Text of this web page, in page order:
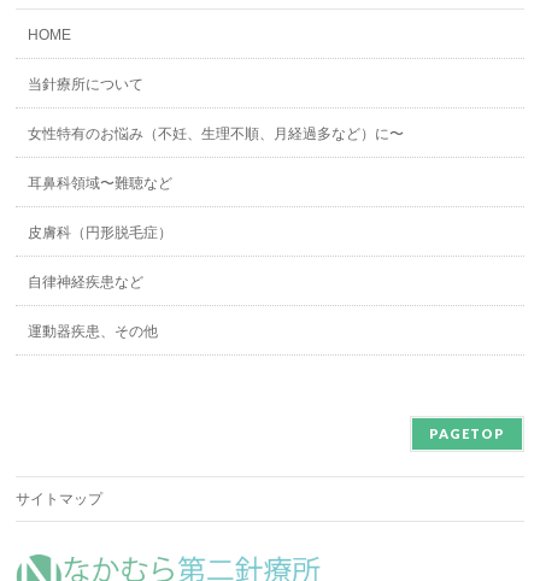
HOME
当針療所について
女性特有のお悩み（不妊、生理不順、月経過多など）に〜
耳鼻科領域〜難聴など
皮膚科（円形脱毛症）
自律神経疾患など
運動器疾患、その他
PAGETOP
サイトマップ